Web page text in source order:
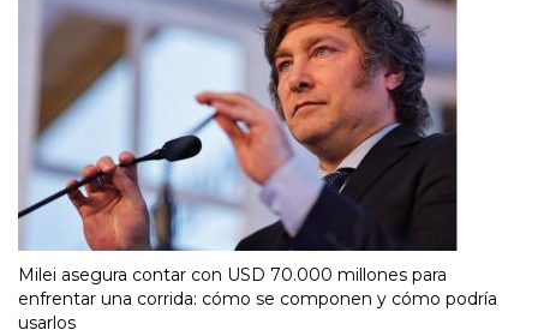
Milei asegura contar con USD 70.000 millones para
enfrentar una corrida: cómo se componen y cómo podría
usarlos